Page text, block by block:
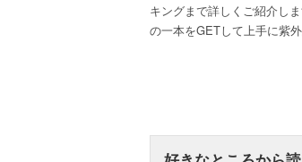
キングまで詳しくご紹介し
の一本をGETして上手に紫